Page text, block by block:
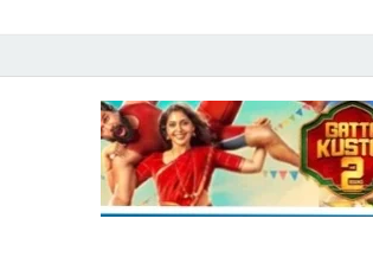
Online